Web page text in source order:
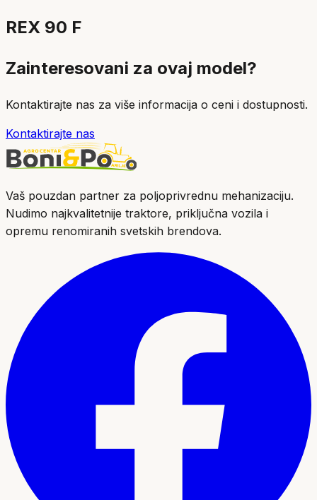
REX 90 F
Zainteresovani za ovaj model?
Kontaktirajte nas za više informacija o ceni i dostupnosti.
Kontaktirajte nas
Vaš pouzdan partner za poljoprivrednu mehanizaciju.
Nudimo najkvalitetnije traktore, priključna vozila i
opremu renomiranih svetskih brendova.